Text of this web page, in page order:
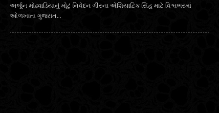
અર્જુન મોઢવાડિયાનું મોટું નિવેદન ગીરના એશિયાટિક સિંહ માટે વિશ્વભરમાં
ઓળખાતા ગુજરાત...